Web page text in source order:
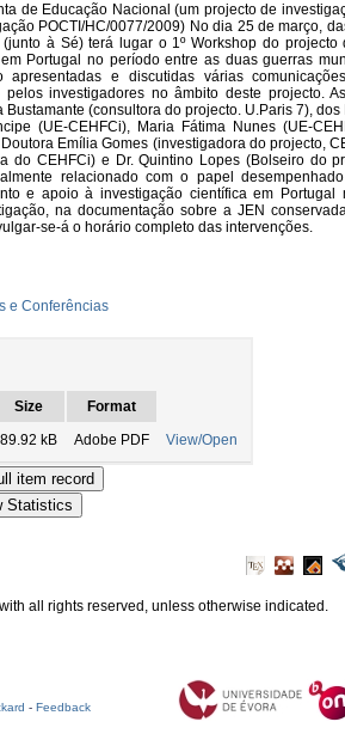
de Educação Nacional (um projecto de
POCTI/HC/0077/2009) No dia 25 de março,
à Sé) terá lugar o 1º Workshop do projecto
Portugal no período entre as duas guerras
apresentadas e discutidas várias
investigadores no âmbito deste projecto.
(consultora do projecto. U.Paris 7), dos
(UE-CEHFCi), Maria Fátima Nunes (UE-
Emília Gomes (investigadora do projecto,
do CEHFCi) e Dr. Quintino Lopes (Bolseiro do
relacionado com o papel
e apoio à investigação científica em Portugal
na documentação sobre a JEN
se-á o horário completo das intervenções.
e Conferências
Size
Format
89.92 kB Adobe PDF View/Open
all rights reserved, unless otherwise indicated.
- Feedback